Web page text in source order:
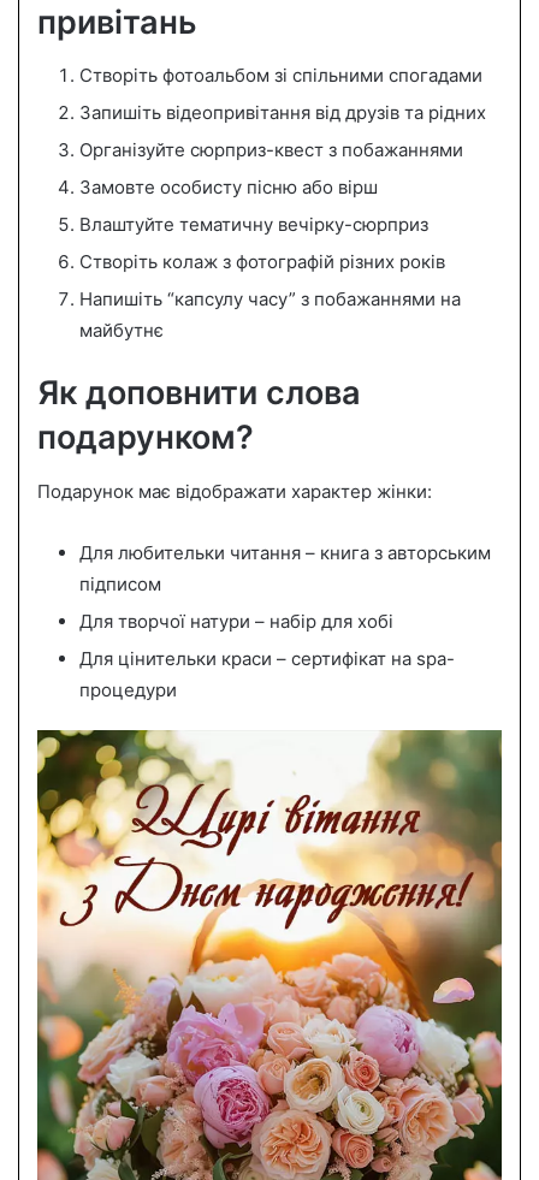
привітань
Створіть фотоальбом зі спільними спогадами
Запишіть відеопривітання від друзів та рідних
Організуйте сюрприз-квест з побажаннями
Замовте особисту пісню або вірш
Влаштуйте тематичну вечірку-сюрприз
Створіть колаж з фотографій різних років
Напишіть “капсулу часу” з побажаннями на
майбутнє
Як доповнити слова
подарунком?
Подарунок має відображати характер жінки:
Для любительки читання – книга з авторським
підписом
Для творчої натури – набір для хобі
Для цінительки краси – сертифікат на spa-
процедури